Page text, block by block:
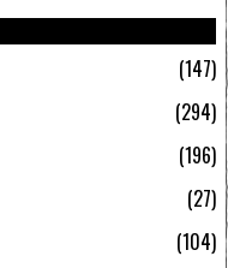
147
294
196
27
104